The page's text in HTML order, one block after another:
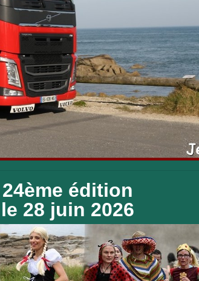
édition
28 juin 2026